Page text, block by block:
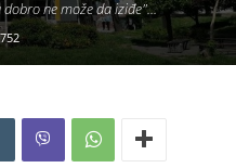
ne može da iziđe"...
752